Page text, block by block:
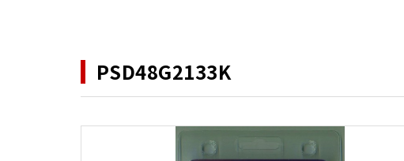
PSD48G2133K